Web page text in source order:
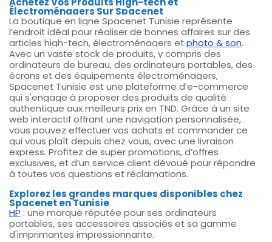
Électroménagers Sur Spacenet
La boutique en ligne Spacenet Tunisie représente
l’endroit idéal pour réaliser de bonnes affaires sur des
articles high-tech, électroménagers etphoto & son.
Avec un vaste stock de produits, y compris des
ordinateurs de bureau, des ordinateurs portables, des
écrans et des équipements électroménagers,
Spacenet Tunisie est une plateforme d’e-commerce
qui s'engage à proposer des produits de qualité
authentique aux meilleurs prix en TND. Grâce à un site
web interactif offrant une navigation personnalisée,
vous pouvez effectuer vos achats et commander ce
qui vous plaît depuis chez vous, avec une livraison
express. Profitez de super promotions, d’offres
exclusives, et d’un service client dévoué pour répondre
à toutes vos questions et réclamations.
Explorez les grandes marques disponibles chez
Spacenet en Tunisie
HP : une marque réputée pour ses ordinateurs
portables, ses accessoires associés et sa gamme
d'imprimantes impressionnante.